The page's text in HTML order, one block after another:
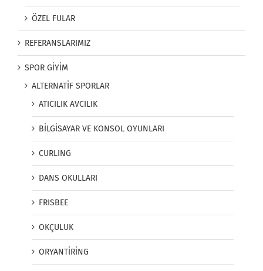
ÖZEL FULAR
REFERANSLARIMIZ
SPOR GİYİM
ALTERNATİF SPORLAR
ATICILIK AVCILIK
BİLGİSAYAR VE KONSOL OYUNLARI
CURLING
DANS OKULLARI
FRISBEE
OKÇULUK
ORYANTİRİNG